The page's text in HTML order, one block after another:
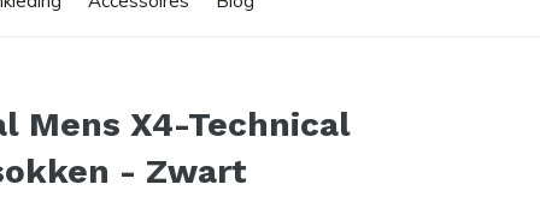
Mens X4-Technical
- Zwart